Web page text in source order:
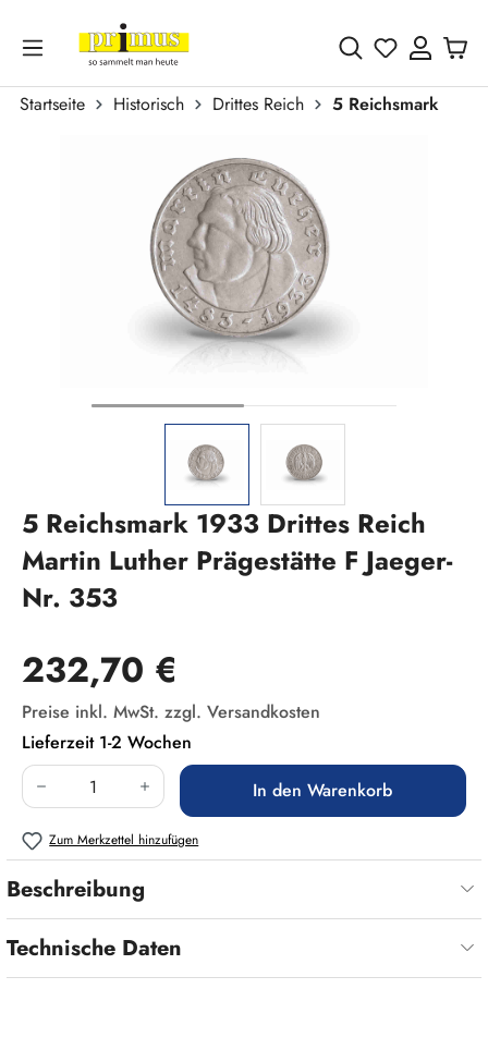
Zum Hauptinhalt springen
Du hast 0
Startseite Historisch Drittes Reich
5 Reichsmark
5 Reichsmark 1933 Drittes Reich
Martin Luther Prägestätte F Jaeger-
Nr. 353
Regulärer Preis:
232,70 €
Preise inkl. MwSt. zzgl. Versandkosten
Lieferzeit 1-2 Wochen
Produkt Anzahl: Gib den gewünschten Wert
In den Warenkorb
Zum Merkzettel hinzufügen
Beschreibung
Technische Daten